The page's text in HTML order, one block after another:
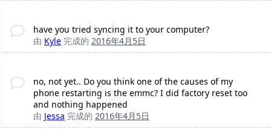
have you tried syncing it to your computer?
由 Kyle 完成的 2016年4月5日
no, not yet.. Do you think one of the causes of my
phone restarting is the emmc? I did factory reset too
and nothing happened
由 Jessa 完成的 2016年4月5日